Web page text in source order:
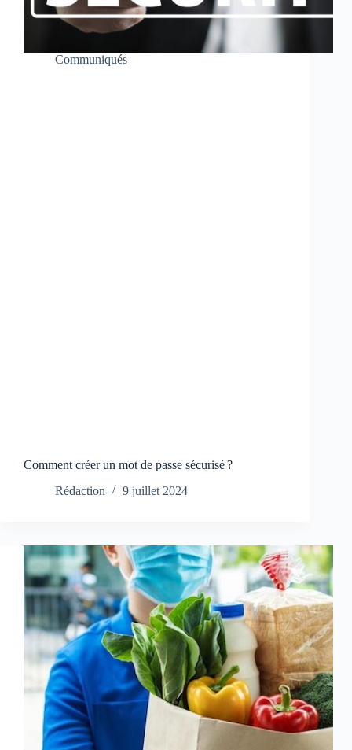
Communiqués
Comment créer un mot de passe sécurisé ?
Rédaction
9 juillet 2024